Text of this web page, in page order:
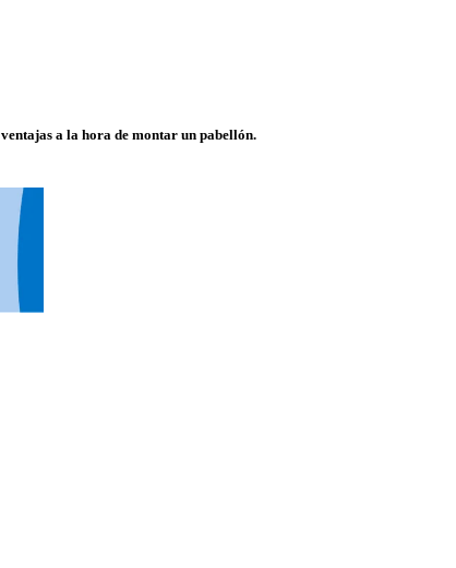
a la hora de montar un pabellón.